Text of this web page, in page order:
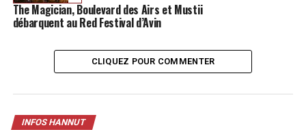
Ouvert depuis le 24 février, La Cocina vous attend Rue
sauf le dimanche. Plus d’information sur leur page
Facebook. Une belle virée en ville.
The Magician, Boulevard des Airs et Mustii
débarquent au Red Festival d’Avin
CLIQUEZ POUR COMMENTER
INFOS HANNUT